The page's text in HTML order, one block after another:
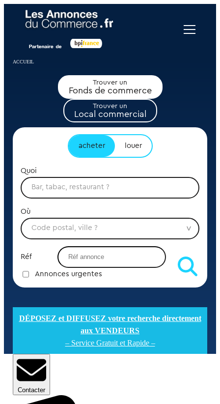
ACCUEIL
Trouver un
Fonds de commerce
Trouver un
Local commercial
acheter louer
Quoi
Où
Réf
Annonces urgentes
DÉPOSEZ et DIFFUSEZ votre recherche directement
aux VENDEURS
– Service Gratuit et Rapide –
Contacter
Panneau de gestion des cookies